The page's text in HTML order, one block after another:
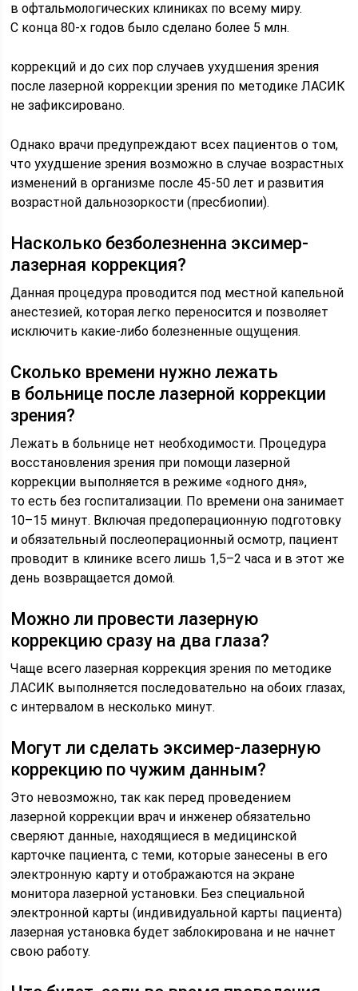
в офтальмологических клиниках по всему миру.
С конца 80-х годов было сделано более 5 млн.
коррекций и до сих пор случаев ухудшения зрения
после лазерной коррекции зрения по методике ЛАСИК
не зафиксировано.
Однако врачи предупреждают всех пациентов о том,
что ухудшение зрения возможно в случае возрастных
изменений в организме после 45-50 лет и развития
возрастной дальнозоркости (пресбиопии).
Насколько безболезненна эксимер-
лазерная коррекция?
Данная процедура проводится под местной капельной
анестезией, которая легко переносится и позволяет
исключить какие-либо болезненные ощущения.
Сколько времени нужно лежать
в больнице после лазерной коррекции
зрения?
Лежать в больнице нет необходимости. Процедура
восстановления зрения при помощи лазерной
коррекции выполняется в режиме «одного дня»,
то есть без госпитализации. По времени она занимает
10–15 минут. Включая предоперационную подготовку
и обязательный послеоперационный осмотр, пациент
проводит в клинике всего лишь 1,5–2 часа и в этот же
день возвращается домой.
Можно ли провести лазерную
коррекцию сразу на два глаза?
Чаще всего лазерная коррекция зрения по методике
ЛАСИК выполняется последовательно на обоих глазах,
с интервалом в несколько минут.
Могут ли сделать эксимер-лазерную
коррекцию по чужим данным?
Это невозможно, так как перед проведением
лазерной коррекции врач и инженер обязательно
сверяют данные, находящиеся в медицинской
карточке пациента, с теми, которые занесены в его
электронную карту и отображаются на экране
монитора лазерной установки. Без специальной
электронной карты (индивидуальной карты пациента)
лазерная установка будет заблокирована и не начнет
свою работу.